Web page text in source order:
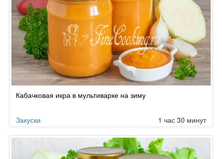
Кабачковая икра в мультиварке на зиму
Закуски 1 час 30 минут